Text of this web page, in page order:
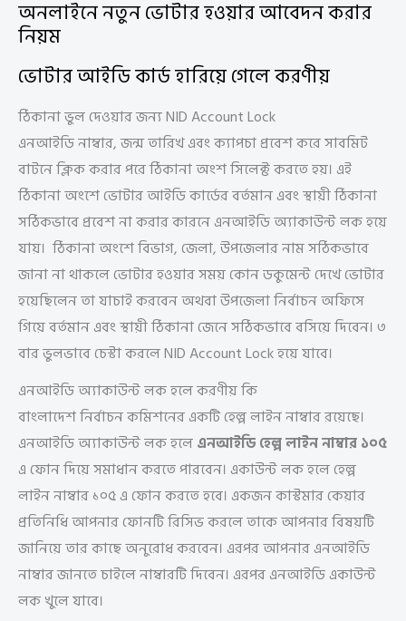
অনলাইনে নতুন ভোটার হওয়ার আবেদন করার
নিয়ম
ভোটার আইডি কার্ড হারিয়ে গেলে করণীয়
ঠিকানা ভুল দেওয়ার জন্য NID Account Lock
এনআইডি নাম্বার, জন্ম তারিখ এবং ক্যাপচা প্রবেশ করে সাবমিট
বাটনে ক্লিক করার পরে ঠিকানা অংশ সিলেক্ট করতে হয়। এই
ঠিকানা অংশে ভোটার আইডি কার্ডের বর্তমান এবং স্থায়ী ঠিকানা
সঠিকভাবে প্রবেশ না করার কারনে এনআইডি অ্যাকাউন্ট লক হয়ে
যায়। ঠিকানা অংশে বিভাগ, জেলা, উপজেলার নাম সঠিকভাবে
জানা না থাকলে ভোটার হওয়ার সময় কোন ডকুমেন্ট দেখে ভোটার
হয়েছিলেন তা যাচাই করবেন অথবা উপজেলা নির্বাচন অফিসে
গিয়ে বর্তমান এবং স্থায়ী ঠিকানা জেনে সঠিকভাবে বসিয়ে দিবেন। ৩
বার ভুলভাবে চেস্টা করলে NID Account Lock হয়ে যাবে।
এনআইডি অ্যাকাউন্ট লক হলে করণীয় কি
বাংলাদেশ নির্বাচন কমিশনের একটি হেল্প লাইন নাম্বার রয়েছে।
এনআইডি অ্যাকাউন্ট লক হলেএনআইডি হেল্প লাইন নাম্বার ১০৫
এ ফোন দিয়ে সমাধান করতে পারবেন। একাউন্ট লক হলে হেল্প
লাইন নাম্বার ১০৫ এ ফোন করতে হবে। একজন কাস্টমার কেয়ার
প্রতিনিধি আপনার ফোনটি রিসিভ করলে তাকে আপনার বিষয়টি
জানিয়ে তার কাছে অনুরোধ করবেন। এরপর আপনার এনআইডি
নাম্বার জানতে চাইলে নাম্বারটি দিবেন। এরপর এনআইডি একাউন্ট
লক খুলে যাবে।